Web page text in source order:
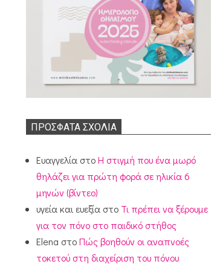
ΠΡΌΣΦΑΤΑ ΣΧΌΛΙΑ
Ευαγγελία στοΗ στιγμή που ένα μωρό
θηλάζει για πρώτη φορά σε ηλικία 6
μηνών (βίντεο)
υγεία και ευεξία στο Τι πρέπει να ξέρουμε
για τον πόνο στο παιδικό στήθος
Elena στοΠώς βοηθούν οι αναπνοές
τοκετού στη διαχείριση του πόνου